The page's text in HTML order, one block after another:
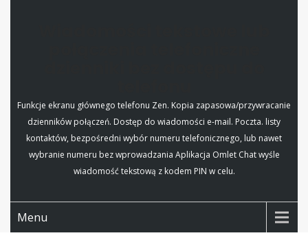
Funkcje ekranu głównego telefonu Zen. Kopia zapasowa/przywracanie
dzienników połączeń. Dostęp do wiadomości e-mail. Poczta. listy
kontaktów, bezpośredni wybór numeru telefonicznego, lub nawet
wybranie numeru bez wprowadzania Aplikacja Omlet Chat wyśle
wiadomość tekstową z kodem PIN w celu.
Menu